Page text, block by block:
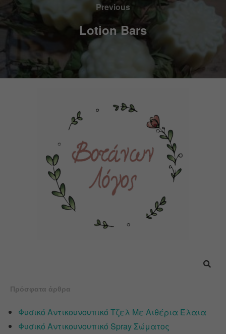
Previous
Lotion Bars
Πρόσφατα άρθρα
Φυσικό Αντικουνουπικό Τζελ Με Αιθέρια Έλαια
Φυσικό Αντικουνουπικό Spray Σώματος